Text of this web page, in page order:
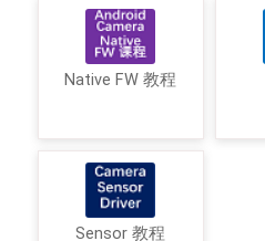
Native FW 教程
Sensor 教程